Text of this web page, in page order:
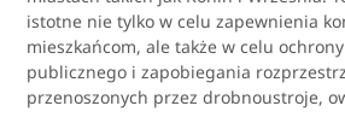
istotne nie tylko w celu zapewnienia
mieszkańcom, ale także w celu
publicznego i zapobiegania
przenoszonych przez drobnoustroje,